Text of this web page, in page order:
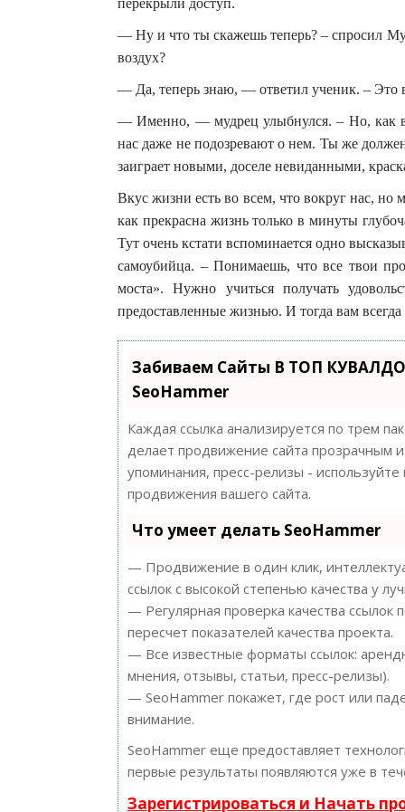
перекрыли доступ.
— Ну и что ты скажешь теперь? – спросил
воздух?
— Да, теперь знаю, — ответил ученик. – Это
— Именно, — мудрец улыбнулся. – Но, как
нас даже не подозревают о нем. Ты же
заиграет новыми, доселе невиданными,
Вкус жизни есть во всем, что вокруг нас,
как прекрасна жизнь только в минуты
Тут очень кстати вспоминается одно
самоубийца. – Понимаешь, что все твои
моста». Нужно учиться получать
предоставленные жизнью. И тогда вам
Забиваем Сайты В ТОП
SeoHammer
Каждая ссылка анализируется по трем
делает продвижение сайта прозрачным
упоминания, пресс-релизы -
продвижения вашего сайта.
Что умеет делать SeoHammer
— Продвижение в один клик,
ссылок с высокой степенью качества у
— Регулярная проверка качества
пересчет показателей качества проекта.
— Все известные форматы ссылок:
мнения, отзывы, статьи, пресс-релизы).
— SeoHammer покажет, где рост или
внимание.
SeoHammer еще предоставляет
первые результаты появляются уже в
Зарегистрироваться и Начать